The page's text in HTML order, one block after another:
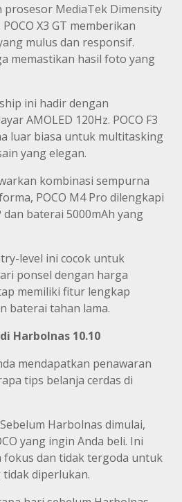
prosesor MediaTek Dimensity
X3 GT memberikan
mulus dan responsif.
memastikan hasil foto yang
ini hadir dengan
AMOLED 120Hz. POCO F3
luar biasa untuk multitasking
yang elegan.
kombinasi sempurna
POCO M4 Pro dilengkapi
baterai 5000mAh yang
level ini cocok untuk
ponsel dengan harga
memiliki fitur lengkap
baterai tahan lama.
Harbolnas 10.10
mendapatkan penawaran
tips belanja cerdas di
Harbolnas dimulai,
yang ingin Anda beli. Ini
fokus dan tidak tergoda untuk
diperlukan.